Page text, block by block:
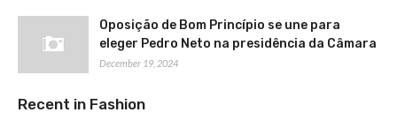
Oposição de Bom Princípio se une para
eleger Pedro Neto na presidência da Câmara
December 19, 2024
Recent in Fashion